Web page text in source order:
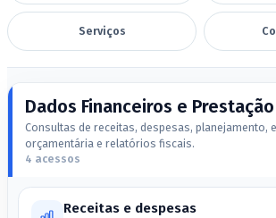
Serviços
Dados Financeiros e
Consultas de receitas, despesas, planejamento,
orçamentária e relatórios fiscais.
4 acessos
Receitas e despesas